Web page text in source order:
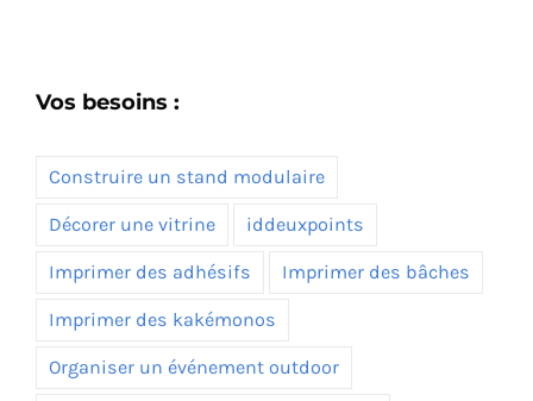
Vos besoins :
Construire un stand modulaire
Décorer une vitrine iddeuxpoints
Imprimer des adhésifs Imprimer des bâches
Imprimer des kakémonos
Organiser un événement outdoor